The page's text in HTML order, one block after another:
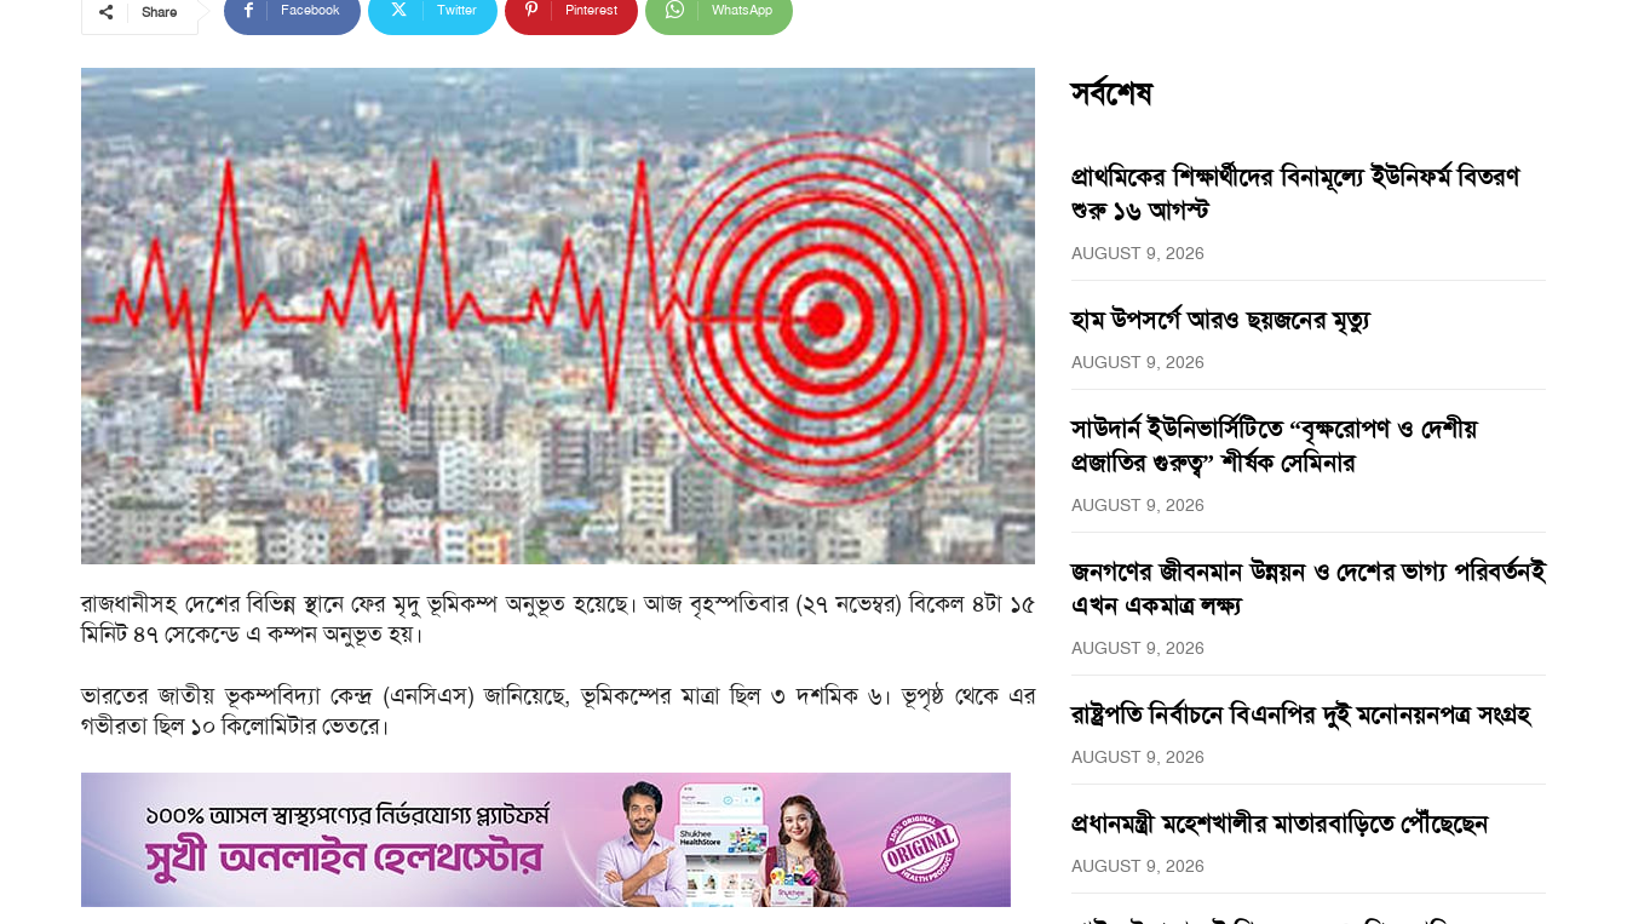
Share Facebook Twitter Pinterest WhatsApp
রাজধানীসহ দেশের বিভিন্ন স্থানে ফের মৃদু ভূমিকম্প অনুভূত হয়েছে। আজ বৃহস্পতিবার (২৭ নভেম্বর) বিকেল ৪টা ১৫
মিনিট ৪৭ সেকেন্ডে এ কম্পন অনুভূত হয়।
ভারতের জাতীয় ভূকম্পবিদ্যা কেন্দ্র (এনসিএস) জানিয়েছে, ভূমিকম্পের মাত্রা ছিল ৩ দশমিক ৬। ভূপৃষ্ঠ থেকে এর
গভীরতা ছিল ১০ কিলোমিটার ভেতরে।
সর্বশেষ
প্রাথমিকের শিক্ষার্থীদের বিনামূল্যে ইউনিফর্ম বিতরণ
শুরু ১৬ আগস্ট
AUGUST 9, 2026
হাম উপসর্গে আরও ছয়জনের মৃত্যু
AUGUST 9, 2026
সাউদার্ন ইউনিভার্সিটিতে “বৃক্ষরোপণ ও দেশীয়
প্রজাতির গুরুত্ব” শীর্ষক সেমিনার
AUGUST 9, 2026
জনগণের জীবনমান উন্নয়ন ও দেশের ভাগ্য পরিবর্তনই
এখন একমাত্র লক্ষ্য
AUGUST 9, 2026
রাষ্ট্রপতি নির্বাচনে বিএনপির দুই মনোনয়নপত্র সংগ্রহ
AUGUST 9, 2026
প্রধানমন্ত্রী মহেশখালীর মাতারবাড়িতে পৌঁছেছেন
AUGUST 9, 2026